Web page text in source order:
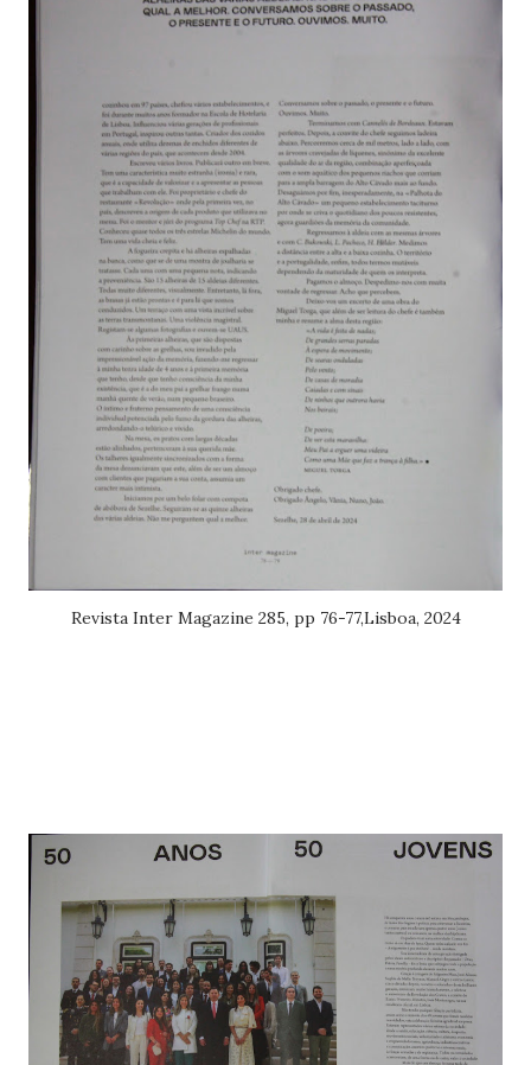
Revista Inter Magazine 285, pp 76-77,Lisboa, 2024